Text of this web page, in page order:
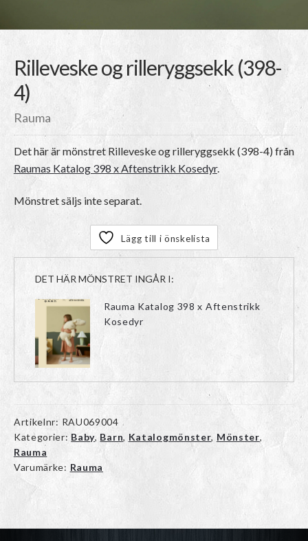
Rilleveske og rilleryggsekk (398-
4)
Rauma
Det här är mönstret Rilleveske og rilleryggsekk (398-4) från
Raumas Katalog 398 x Aftenstrikk Kosedyr.
Mönstret säljs inte separat.
Lägg till i önskelista
DET HÄR MÖNSTRET INGÅR I:
Rauma Katalog 398 x Aftenstrikk
Kosedyr
Artikelnr: RAU069004
Kategorier: Baby, Barn, Katalogmönster, Mönster,
Rauma
Varumärke: Rauma